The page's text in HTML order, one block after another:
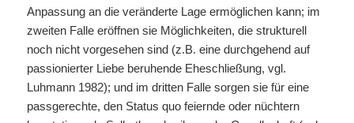
Anpassung an die veränderte Lage ermöglichen kann; im
zweiten Falle eröffnen sie Möglichkeiten, die strukturell
noch nicht vorgesehen sind (z.B. eine durchgehend auf
passionierter Liebe beruhende Eheschließung, vgl.
Luhmann 1982); und im dritten Falle sorgen sie für eine
passgerechte, den Status quo feiernde oder nüchtern